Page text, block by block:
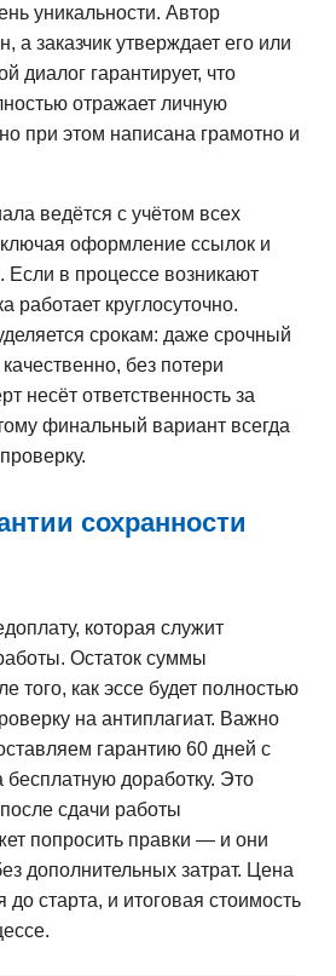
уникальности. Автор
а заказчик утверждает его или
диалог гарантирует, что
отражает личную
при этом написана грамотно и
ведётся с учётом всех
оформление ссылок и
Если в процессе возникают
работает круглосуточно.
срокам: даже срочный
без потери
несёт ответственность за
финальный вариант всегда
сохранности
которая служит
Остаток суммы
того, как эссе будет полностью
на антиплагиат. Важно
гарантию 60 дней с
бесплатную доработку. Это
сдачи работы
попросить правки — и они
дополнительных затрат. Цена
до старта, и итоговая стоимость